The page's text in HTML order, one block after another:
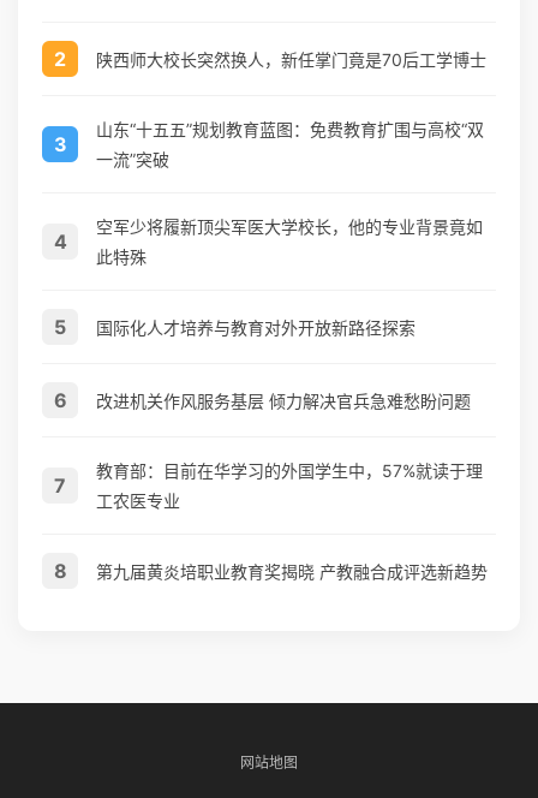
2 陕西师大校长突然换人，新任掌门竟是70后工学博士
3
山东“十五五”规划教育蓝图：免费教育扩围与高校“双
一流”突破
4
空军少将履新顶尖军医大学校长，他的专业背景竟如
此特殊
5 国际化人才培养与教育对外开放新路径探索
6 改进机关作风服务基层 倾力解决官兵急难愁盼问题
7
教育部：目前在华学习的外国学生中，57%就读于理
工农医专业
8 第九届黄炎培职业教育奖揭晓 产教融合成评选新趋势
网站地图